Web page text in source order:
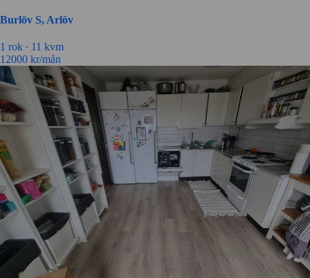
Burlöv S, Arlöv
1 rok ∙ 11 kvm
12000 kr/mån